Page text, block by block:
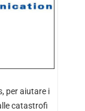
per aiutare i
catastrofi